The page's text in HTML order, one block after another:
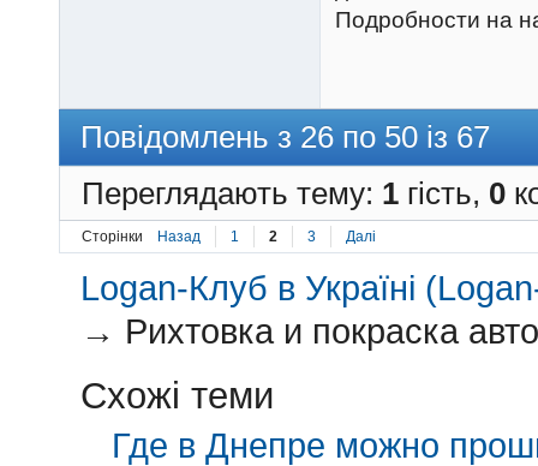
Подробности на
Повідомлень з 26 по 50 із 67
Переглядають тему: 1 гість, 0
Сторінки Назад 1 2 3 Далі
Logan-Клуб в Україні
→ Рихтовка и покраска
Схожі теми
Где в Днепре можно